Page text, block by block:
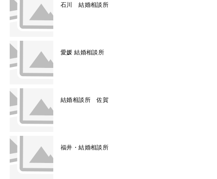
石川 結婚相談所
愛媛 結婚相談所
結婚相談所 佐賀
福井・結婚相談所